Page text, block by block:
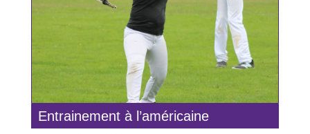
Entrainement à l’américaine